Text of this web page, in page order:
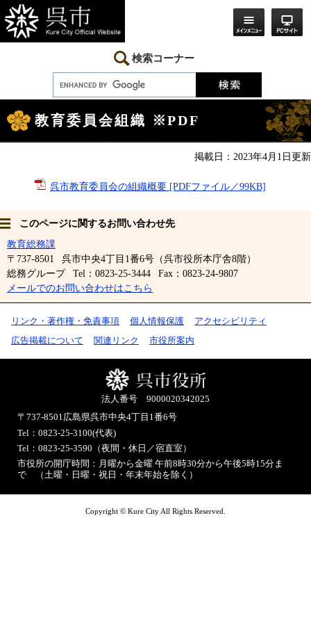
ー
ジ
の
ニ
ュ
ー
本
へ
検索コーナー
文
教育委員会組織 ※PDF
掲載日：2023年4月1日更新
呉市教育委員会の組織概要 [PDFファイル／99KB]
このページに関するお問い合わせ先
教育総務課
〒737-8501
呉市中央4丁目1番6号（呉市役所本庁舎8階）
総務グループ
Tel：0823-25-3444
Fax：0823-24-9807
メールでのお問い合わせはこちら
リンク・著作権・免責事項 個人情報保護
アクセシビリティ
広告掲載について
関連リンク 市役所案内
法人番号 9000020342025
〒737-8501広島県呉市中央4丁目1番6号
Tel：0823-25-3100(代表)
Tel：0823-25-3590（夜間・休日／宿直室）
市役所の開庁時間：月曜から金曜 午前8時30分から午後5時15分ま
で （土曜・日曜・祝日・年末年始を除く）
Copyright © Kure City All Rights Reserved.